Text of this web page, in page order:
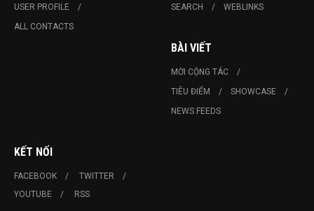
USER PROFILE
ALL CONTACTS
SEARCH
WEBLINKS
BÀI VIẾT
MỜI CỘNG TÁC
TIÊU ĐIỂM
SHOWCASE
NEWS FEEDS
KẾT NỐI
FACEBOOK
TWITTER
YOUTUBE
RSS